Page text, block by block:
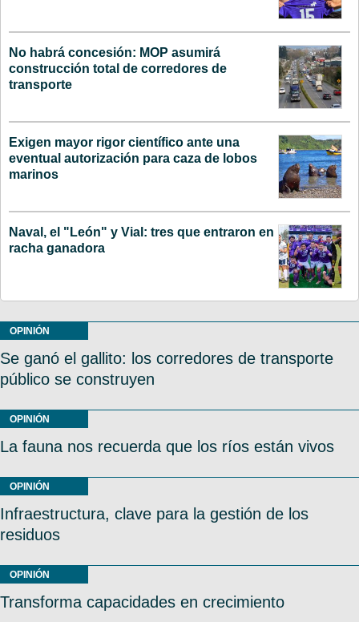
No habrá concesión: MOP asumirá
construcción total de corredores de
transporte
Exigen mayor rigor científico ante una
eventual autorización para caza de lobos
marinos
Naval, el "León" y Vial: tres que entraron en
racha ganadora
OPINIÓN
Se ganó el gallito: los corredores de transporte
público se construyen
OPINIÓN
La fauna nos recuerda que los ríos están vivos
OPINIÓN
Infraestructura, clave para la gestión de los
residuos
OPINIÓN
Transforma capacidades en crecimiento